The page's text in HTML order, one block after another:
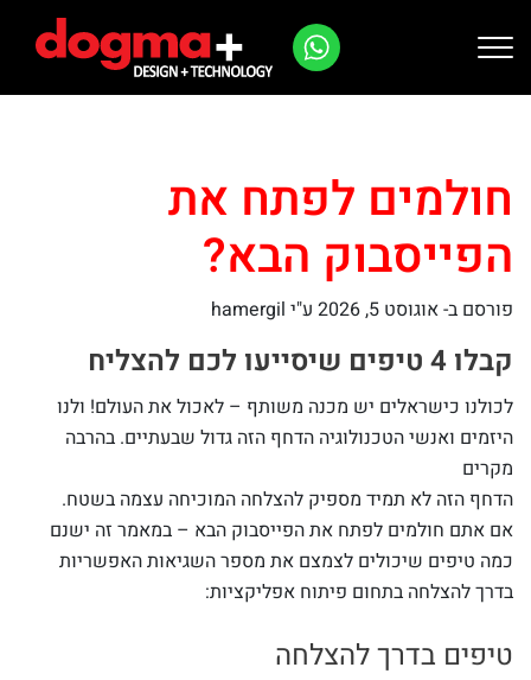
Skip
חולמים לפתח את
הפייסבוק הבא?
פורסם ב-אוגוסט 5, 2026 ע"י hamergil
קבלו 4 טיפים שיסייעו לכם להצליח
לכולנו כישראלים יש מכנה משותף – לאכול את העולם! ולנו
היזמים ואנשי הטכנולוגיה הדחף הזה גדול שבעתיים. בהרבה
מקרים
הדחף הזה לא תמיד מספיק להצלחה המוכיחה עצמה בשטח.
אם אתם חולמים לפתח את הפייסבוק הבא – במאמר זה ישנם
כמה טיפים שיכולים לצמצם את מספר השגיאות האפשריות
בדרך להצלחה בתחום פיתוח אפליקציות:
טיפים בדרך להצלחה